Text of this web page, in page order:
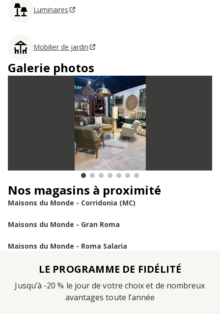
Luminaires
Mobilier de jardin
Galerie photos
Nos magasins à proximité
Maisons du Monde - Corridonia (MC)
Maisons du Monde - Gran Roma
Maisons du Monde - Roma Salaria
LE PROGRAMME DE FIDÉLITÉ
Jusqu’à -20 % le jour de votre choix et de nombreux
avantages toute l’année